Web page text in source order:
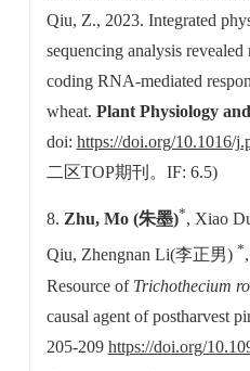
Qiu, Z., 2023. Integrated
sequencing analysis
coding RNA-mediated
wheat. Plant Physiology
doi: https://doi.org/10.1016/
二区TOP期刊。IF: 6.5)
8. Zhu, Mo (朱墨)*, Xiao
Qiu, Zhengnan Li(李正男) *
Resource of Trichothecium
causal agent of postharvest
205-209 https://doi.org/